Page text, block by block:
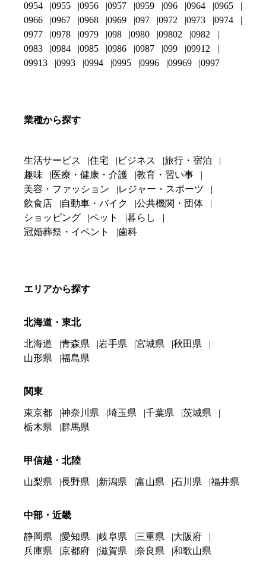
0954
0955 0956 0957 0959 096 0964
0965
0966
0967 0968 0969 097 0972 0973
0974
0977
0978 0979 098 0980 09802
0982
0983
0984 0985 0986 0987 099
09912
09913
0993 0994 0995 0996 09969 0997
業種から探す
生活サービス 住宅 ビジネス
旅行・宿泊
趣味
医療・健康・介護
教育・習い事
美容・ファッション
レジャー・スポーツ
飲食店
自動車・バイク
公共機関・団体
ショッピング
ペット
暮らし
冠婚葬祭・イベント
歯科
エリアから探す
北海道・東北
北海道 青森県 岩手県 宮城県
秋田県
山形県
福島県
関東
東京都 神奈川県 埼玉県 千葉県
茨城県
栃木県
群馬県
甲信越・北陸
山梨県 長野県 新潟県 富山県 石川県 福井県
中部・近畿
静岡県 愛知県 岐阜県 三重県
大阪府
兵庫県
京都府 滋賀県 奈良県 和歌山県